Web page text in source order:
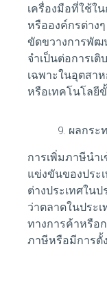
เครื่องมือที่ใช้ใ
หรือองค์กรต่าง
ขัดขวางการพัฒ
จำเป็นต่อการเติ
เฉพาะในอุตสา
หรือเทคโนโลยี
ผลกระ
การเพิ่มภาษีนำ
แข่งขันของประ
ต่างประเทศใน
ว่าตลาดในประ
ทางการค้าหรือ
ภาษีหรือมีการตั้